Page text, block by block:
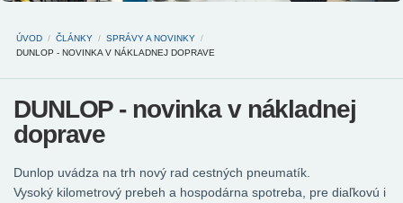
ÚVOD / ČLÁNKY / SPRÁVY A NOVINKY /
DUNLOP - NOVINKA V NÁKLADNEJ DOPRAVE
DUNLOP - novinka v nákladnej
doprave
Dunlop uvádza na trh nový rad cestných pneumatík.
Vysoký kilometrový prebeh a hospodárna spotreba, pre diaľkovú i